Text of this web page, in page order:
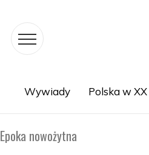
Wywiady Polska w
Epoka nowożytna